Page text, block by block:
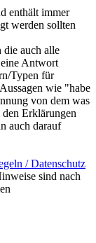
enthält immer
werden sollten
die auch alle
Antwort
Typen für
wie "habe
von dem was
den Erklärungen
auch darauf
/ Datenschutz
sind nach